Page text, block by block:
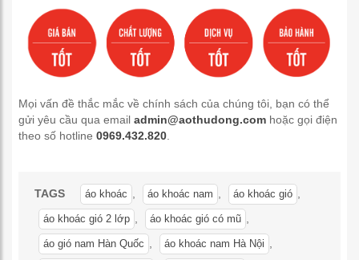
Mọi vấn đề thắc mắc về chính sách của chúng tôi, bạn có thể
gửi yêu cầu qua email admin@aothudong.com hoặc gọi điện
theo số hotline 0969.432.820
TAGS áo khoác áo khoác nam áo khoác gió
áo khoác gió 2 lớp áo khoác gió có mũ
áo gió nam Hàn Quốc áo khoác nam Hà Nội